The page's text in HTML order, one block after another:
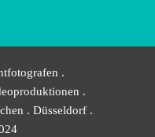
.
.
. Düsseldorf .